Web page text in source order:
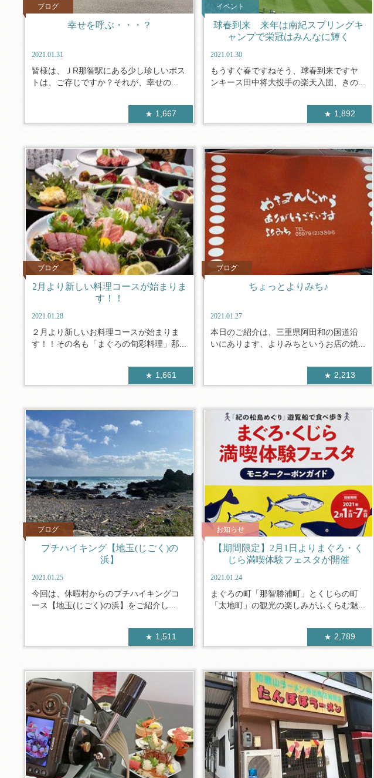
ブログ
幸せを呼ぶ・・・？
2021.01.31
皆様は、ＪR那智駅にある少し珍しいポス
トは、ご存じですか？それが、幸せの...
1,667
イベント
球春到来 来年は南紀スプリングキ
ャンプで栄冠はみんなに輝く
2021.01.30
もうすぐ春ですねそう、球春到来ですヤ
ンキース田中将大投手の楽天入団、きの...
1,892
ブログ
2月より新しい料理コースが始まりま
す！！
2021.01.28
２月より新しいお料理コースが始まりま
す！！その名も「まぐろの旬彩料理」那...
1,661
ブログ
ちょっとよりみち♪
2021.01.27
本日のご紹介は、三重県阿田和の国道沿
いにあります、よりみちというお店の焼...
2,213
ブログ
プチハイキング【地玉(じごく)の
浜】
2021.01.25
今回は、休暇村からのプチハイキングコ
ース【地玉(じごく)の浜】をご紹介し...
1,511
お知らせ
【期間限定】2月1日よりまぐろ・く
じら満喫体験フェスタが開催
2021.01.24
まぐろの町「那智勝浦町」とくじらの町
「太地町」の観光の楽しみがふくらむ魅...
2,789